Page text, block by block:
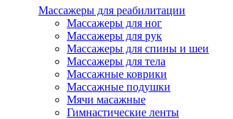
Массажеры для реабилитации
Массажеры для ног
Массажеры для рук
Массажеры для спины и шеи
Массажеры для тела
Массажные коврики
Массажные подушки
Мячи масажные
Гимнастические ленты